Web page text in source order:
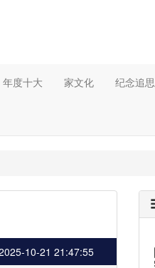
年度十大 家文化 纪念追思
10-21 21:47:55